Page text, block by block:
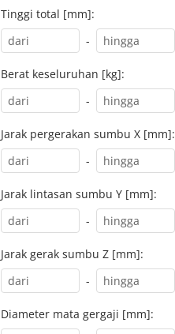
Tinggi total [mm]:
-
Berat keseluruhan [kg]:
-
Jarak pergerakan sumbu X [mm]:
-
Jarak lintasan sumbu Y [mm]:
-
Jarak gerak sumbu Z [mm]:
-
Diameter mata gergaji [mm]: